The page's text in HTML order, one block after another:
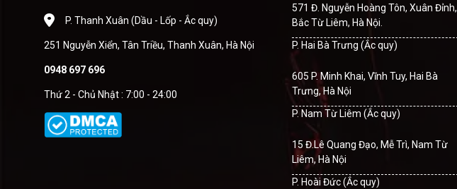
P. Thanh Xuân (Dầu - Lốp - Ắc quy)
251 Nguyễn Xiển, Tân Triều, Thanh Xuân, Hà Nội
0948 697 696
Thứ 2 - Chủ Nhật : 7:00 - 24:00
571 Đ. Nguyễn Hoàng Tôn, Xuân Đỉnh,
Bắc Từ Liêm, Hà Nội.
P. Hai Bà Trưng (Ắc quy)
605 P. Minh Khai, Vĩnh Tuy, Hai Bà
Trưng, Hà Nội
P. Nam Từ Liêm (Ắc quy)
15 Đ.Lê Quang Đạo, Mễ Trì, Nam Từ
Liêm, Hà Nội
P. Hoài Đức (Ắc quy)